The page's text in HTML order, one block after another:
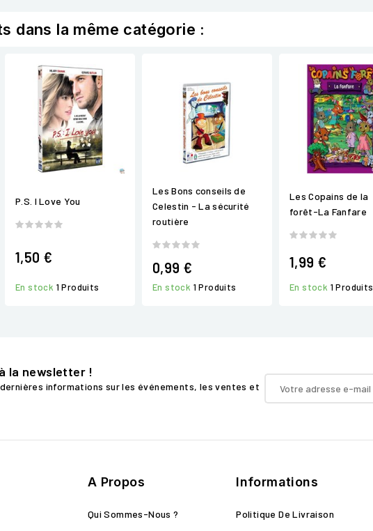
dans la même catégorie :
P.S. I Love You
1,50 €
En stock 1 Produits
Les Bons conseils de
Celestin - La sécurité
routière
0,99 €
En stock 1 Produits
Les Copains de la
forêt-La Fanfare
1,99 €
En stock 1 Produits
la newsletter !
informations sur les événements, les ventes et
A Propos
Qui Sommes-Nous ?
Informations
Politique De Livraison